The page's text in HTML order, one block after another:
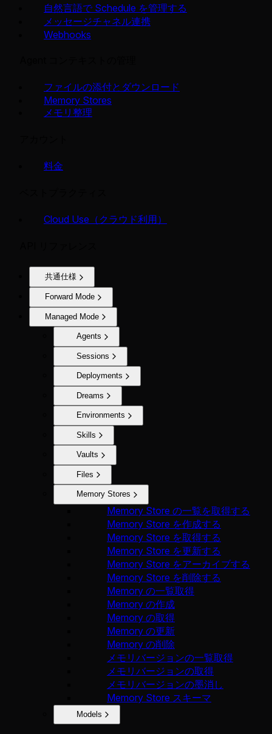
自然言語で Schedule を管理する
メッセージチャネル連携
Webhooks
ファイルの添付とダウンロード
Memory Stores
メモリ整理
料金
Cloud Use（クラウド利用）
共通仕様
Forward Mode
Managed Mode
Agents
Sessions
Deployments
Dreams
Environments
Skills
Vaults
Files
Memory Stores
Memory Store の一覧を取得する
Memory Store を作成する
Memory Store を取得する
Memory Store を更新する
Memory Store をアーカイブする
Memory Store を削除する
Memory の一覧取得
Memory の作成
Memory の取得
Memory の更新
Memory の削除
メモリバージョンの一覧取得
メモリバージョンの取得
メモリバージョンの墨消し
Memory Store スキーマ
Models